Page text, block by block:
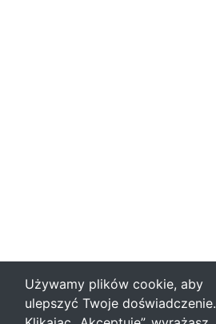
Używamy plików cookie, aby
ulepszyć Twoje doświadczenie.